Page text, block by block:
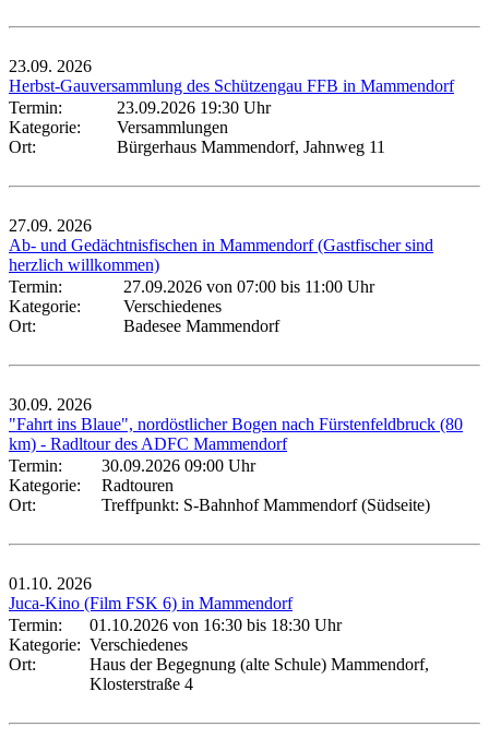
23.09. 2026
Herbst-Gauversammlung des Schützengau FFB in Mammendorf
Termin:
23.09.2026 19:30 Uhr
Kategorie:
Versammlungen
Ort:
Bürgerhaus Mammendorf, Jahnweg 11
27.09. 2026
Ab- und Gedächtnisfischen in Mammendorf (Gastfischer sind
herzlich willkommen)
Termin:
27.09.2026 von 07:00 bis 11:00 Uhr
Kategorie:
Verschiedenes
Ort:
Badesee Mammendorf
30.09. 2026
"Fahrt ins Blaue", nordöstlicher Bogen nach Fürstenfeldbruck (80
km) - Radltour des ADFC Mammendorf
Termin:
30.09.2026 09:00 Uhr
Kategorie:
Radtouren
Ort:
Treffpunkt: S-Bahnhof Mammendorf (Südseite)
01.10. 2026
Juca-Kino (Film FSK 6) in Mammendorf
Termin:
01.10.2026 von 16:30 bis 18:30 Uhr
Kategorie: Verschiedenes
Ort:
Haus der Begegnung (alte Schule) Mammendorf,
Klosterstraße 4